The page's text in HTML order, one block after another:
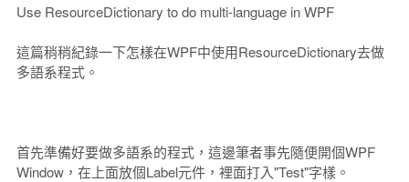
Use ResourceDictionary to do multi-language in WPF
這篇稍稍紀錄一下怎樣在WPF中使用ResourceDictionary去做
多語系程式。
首先準備好要做多語系的程式，這邊筆者事先隨便開個WPF
Window，在上面放個Label元件，裡面打入"Test"字樣。